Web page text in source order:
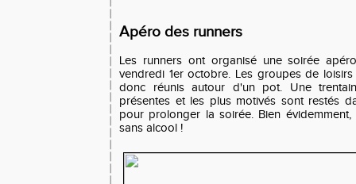
Apéro des runners
Les runners ont organisé une soirée
vendredi 1er octobre. Les groupes de
donc réunis autour d'un pot. Une
présentes et les plus motivés sont restés
pour prolonger la soirée. Bien
sans alcool !